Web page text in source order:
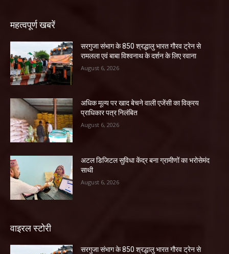
महत्वपूर्ण खबरें
सरगुजा संभाग के 850 श्रद्धालु भारत गौरव ट्रेन से
रामलला एवं बाबा विश्वनाथ के दर्शन के लिए रवाना
August 6, 2026
अधिक मूल्य पर खाद बेचने वाली एजेंसी का विक्रय
प्राधिकार पत्र निलंबित
August 6, 2026
अटल डिजिटल सुविधा केंद्र बना ग्रामीणों का भरोसेमंद
साथी
August 6, 2026
वाइरल स्टोरी
सरगुजा संभाग के 850 श्रद्धालु भारत गौरव ट्रेन से